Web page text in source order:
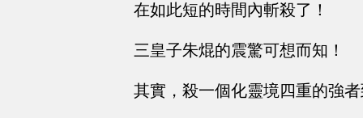
在如此短的時間內斬殺了！
三皇子朱焜的震驚可想而知！
其實，殺一個化靈境四重的強